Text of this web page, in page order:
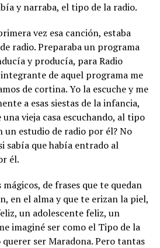
y narraba, el tipo de la radio.
vez esa canción, estaba
radio. Preparaba un programa
y producía, para Radio
de aquel programa me
de cortina. Yo la escuche y me
a esas siestas de la infancia,
vieja casa escuchando, al tipo
un estudio de radio por él? No
sabía que había entrado al
él.
de frases que te quedan
en el alma y que te erizan la piel,
un adolescente feliz, un
imaginé ser como el Tipo de la
querer ser Maradona. Pero tantas